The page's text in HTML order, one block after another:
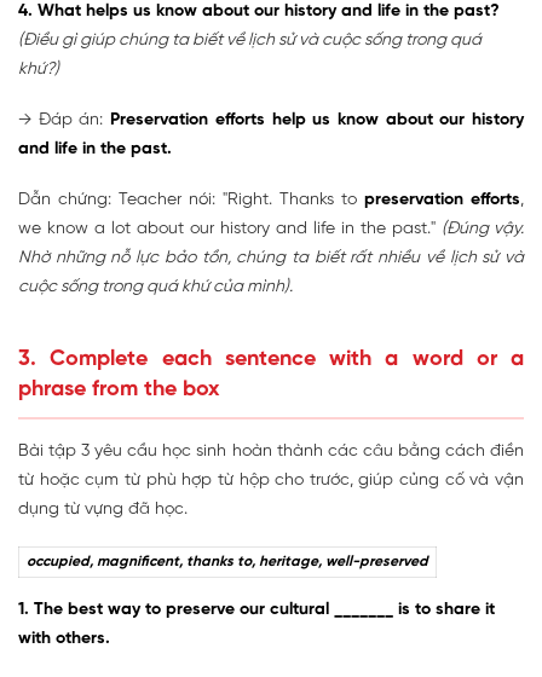
4. What helps us know about our history and life in the past?
(Điều gì giúp chúng ta biết về lịch sử và cuộc sống trong quá
khứ?)
→ Đáp án: Preservation efforts help us know about our history
and life in the past.
Dẫn chứng: Teacher nói: "Right. Thanks to preservation efforts,
we know a lot about our history and life in the past." (Đúng vậy.
Nhờ những nỗ lực bảo tồn, chúng ta biết rất nhiều về lịch sử và
cuộc sống trong quá khứ của mình).
3. Complete each sentence with a word or a
phrase from the box
Bài tập 3 yêu cầu học sinh hoàn thành các câu bằng cách điền
từ hoặc cụm từ phù hợp từ hộp cho trước, giúp củng cố và vận
dụng từ vựng đã học.
occupied, magnificent, thanks to, heritage, well-preserved
1. The best way to preserve our cultural _______ is to share it
with others.